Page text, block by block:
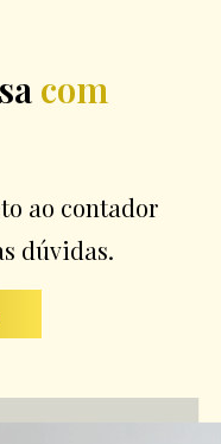
com
ao contador
dúvidas.